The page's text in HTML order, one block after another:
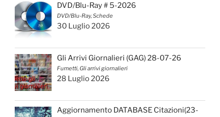
DVD/Blu-Ray # 5-2026
DVD/Blu-Ray, Schede
30 Luglio 2026
Gli Arrivi Giornalieri (GAG) 28-07-26
Fumetti, Gli arrivi giornalieri
28 Luglio 2026
Aggiornamento DATABASE Citazioni(23-